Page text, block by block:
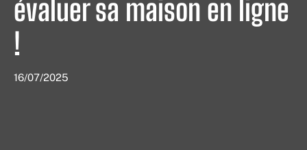
évaluer sa maison en ligne
!
16/07/2025